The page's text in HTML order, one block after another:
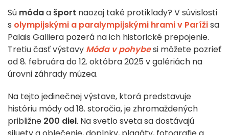
Sú módaašport naozaj také protiklady? V súvislosti
s olympijskými a paralympijskými hrami v Parížisa
Palais Galliera pozerá na ich historické prepojenie.
Tretiu časť výstavy Móda v pohybesi môžete pozrieť
od 8. februára do 12. októbra 2025 v galériách na
úrovni záhrady múzea.
Na tejto jedinečnej výstave, ktorá predstavuje
históriu módy od 18. storočia, je zhromaždených
približne 200 diel. Na svetlo sveta sa dostávajú